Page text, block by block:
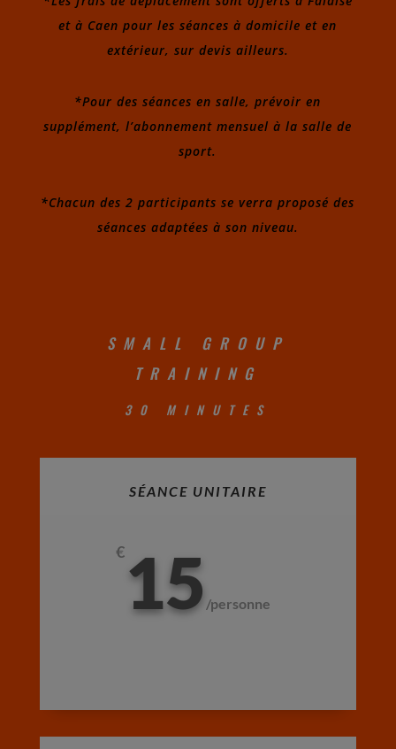
et à Caen pour les séances à domicile et en
extérieur, sur devis ailleurs.
*Pour des séances en salle, prévoir en
supplément, l’abonnement mensuel à la salle de
sport.
*Chacun des 2 participants se verra proposé des
séances adaptées à son niveau.
SMALL GROUP
TRAINING
30 MINUTES
SÉANCE UNITAIRE
€ 15 /personne